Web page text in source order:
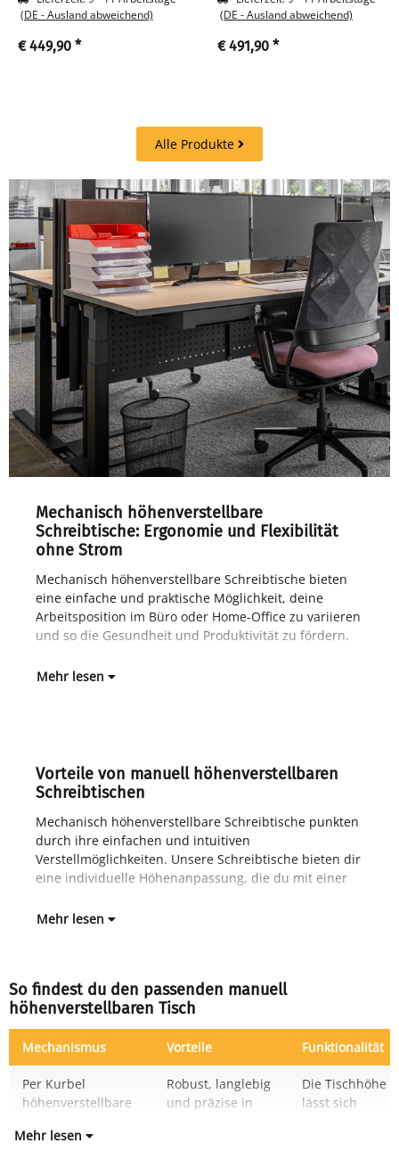
(DE - Ausland abweichend)
€ 449,90 *
(DE - Ausland abweichend)
€ 491,90 *
Alle Produkte
Mechanisch höhenverstellbare
Schreibtische: Ergonomie und Flexibilität
ohne Strom
Mechanisch höhenverstellbare Schreibtische bieten
eine einfache und praktische Möglichkeit, deine
Arbeitsposition im Büro oder Home-Office zu variieren
und so die Gesundheit und Produktivität zu fördern.
Mehr lesen
Vorteile von manuell höhenverstellbaren
Schreibtischen
Mechanisch höhenverstellbare Schreibtische punkten
durch ihre einfachen und intuitiven
Verstellmöglichkeiten. Unsere Schreibtische bieten dir
eine individuelle Höhenanpassung, die du mit einer
Kurbel, manueller Arretierung oder einem
Mehr lesen
So findest du den passenden manuell
höhenverstellbaren Tisch
Mechanismus Vorteile Funktionalität
Per Kurbel
höhenverstellbare
Robust, langlebig
und präzise in
Die Tischhöhe
lässt sich
Mehr lesen